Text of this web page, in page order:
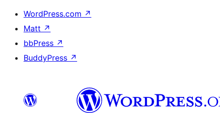
WordPress.com ↗
Matt ↗
bbPress ↗
BuddyPress ↗